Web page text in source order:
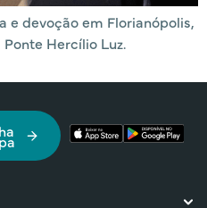
e devoção em Florianópolis,
Hercílio Luz.